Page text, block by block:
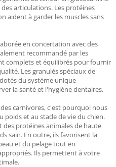
articulations. Les protéines
aident à garder les muscles sans
en concertation avec des
recommandé par les
complets et équilibrés pour fournir
Les granulés spéciaux de
du système unique
la santé et l'hygiène dentaires.
carnivores, c'est pourquoi nous
et au stade de vie du chien.
protéines animales de haute
sain. En outre, ils favorisent la
et du pelage tout en
Ils permettent à votre